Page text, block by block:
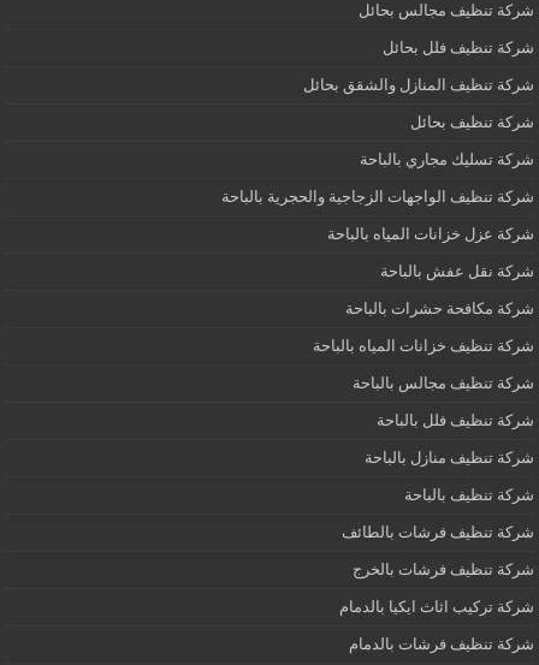
شركة تنظيف مجالس بحائل
شركة تنظيف فلل بحائل
شركة تنظيف المنازل والشقق بحائل
شركة تنظيف بحائل
شركة تسليك مجاري بالباحة
شركة تنظيف الواجهات الزجاجية والحجرية بالباحة
شركة عزل خزانات المياه بالباحة
شركة نقل عفش بالباحة
شركة مكافحة حشرات بالباحة
شركة تنظيف خزانات المياه بالباحة
شركة تنظيف مجالس بالباحة
شركة تنظيف فلل بالباحة
شركة تنظيف منازل بالباحة
شركة تنظيف بالباحة
شركة تنظيف فرشات بالطائف
شركة تنظيف فرشات بالخرج
شركة تركيب اثاث ايكيا بالدمام
شركة تنظيف فرشات بالدمام